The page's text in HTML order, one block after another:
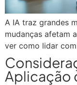
A IA traz grandes
mudanças afetam
ver como lidar
Aplicação